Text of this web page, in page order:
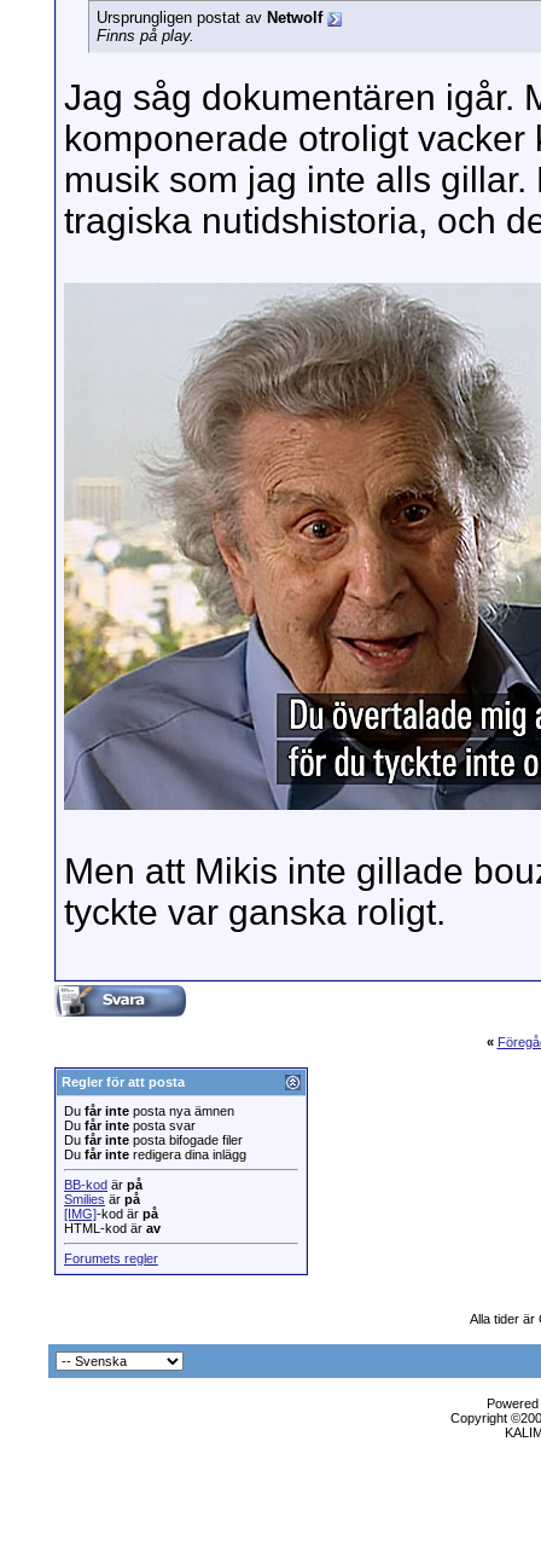
Ursprungligen postat av Netwolf
Finns på play.
Jag såg dokumentären igår.
komponerade otroligt
musik som jag inte alls
tragiska nutidshistoria, och
Men att Mikis inte gillade
tyckte var ganska roligt.
«
Regler för att posta
Du får inte posta nya ämnen
Du får inte posta svar
Du får inte posta bifogade filer
Du får inte redigera dina inlägg
BB-kod är på
Smilies är på
[IMG]-kod är på
HTML-kod är av
Forumets regler
Alla tider är
Copyright